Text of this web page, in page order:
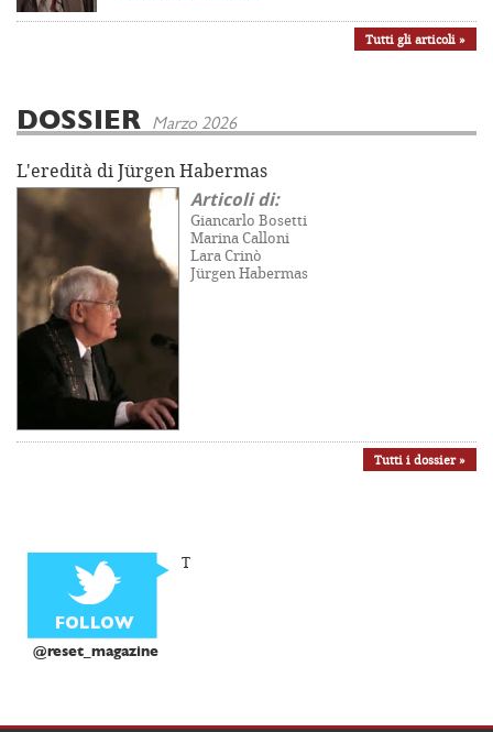
Tutti gli articoli »
DOSSIER Marzo 2026
L'eredità di Jürgen Habermas
Articoli di:
Giancarlo Bosetti
Marina Calloni
Lara Crinò
Jürgen Habermas
Tutti i dossier »
@reset_magazine
T